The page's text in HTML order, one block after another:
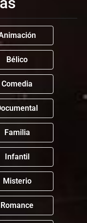
Bélico
Comedia
Familia
Infantil
Misterio
Romance